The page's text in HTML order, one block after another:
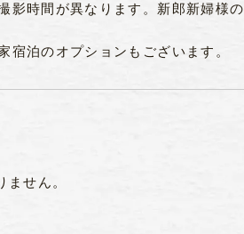
時間が異なります。新郎新婦様
泊のオプションもございます。
せん。